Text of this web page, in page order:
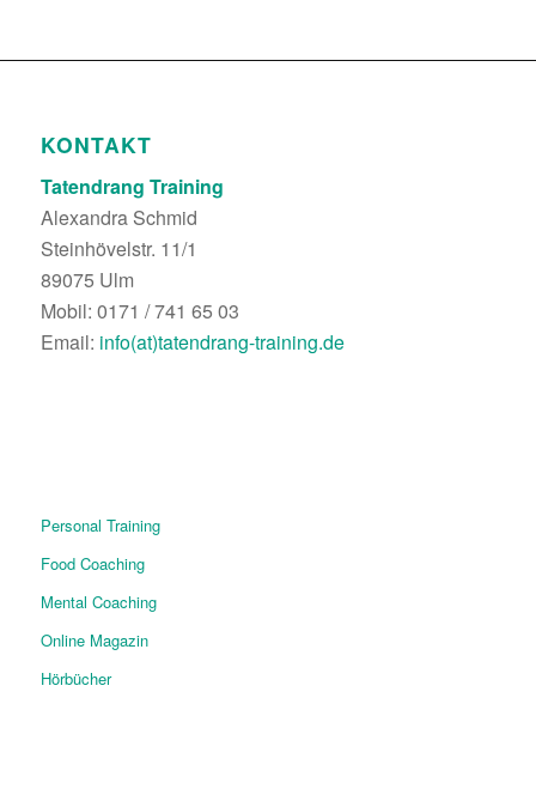
KONTAKT
Tatendrang Training
Alexandra Schmid
Steinhövelstr. 11/1
89075 Ulm
Mobil: 0171 / 741 65 03
Email: info(at)tatendrang-training.de
Personal Training
Food Coaching
Mental Coaching
Online Magazin
Hörbücher